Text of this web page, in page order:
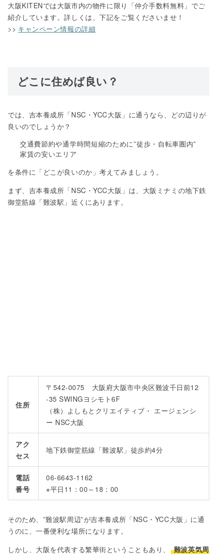
大阪KITENでは大阪市内の物件に限り「仲介手数料無料」でご
紹介しています。詳しくは、下記をご覧くださいませ！
>> キャンペーン情報の詳細
どこに住めば良い？
では、吉本養成所「NSC・YCC大阪」に通うなら、どの辺りが
良いのでしょうか？
交通費節約や通学時間短縮のために”徒歩・自転車圏内”
家賃の安いエリア
を条件に「どこが良いのか」考えてみましょう。
まず、吉本養成所「NSC・YCC大阪」は、大阪ミナミの地下鉄
御堂筋線「難波駅」近くにあります。
住所
〒542-0075 大阪府大阪市中央区難波千日前12
-35 SWINGヨシモト6F
（株）よしもとクリエイティブ・ エージェンシ
ー NSC大阪
アク
セス
地下鉄御堂筋線「難波駅」徒歩約4分
電話
番号
06-6643-1162
※平日11：00～18：00
そのため、”難波駅周辺”が吉本養成所「NSC・YCC大阪」に通
うのに、一番便利な場所になります。
しかし、大阪を代表する繁華街ということもあり、
難波英気周